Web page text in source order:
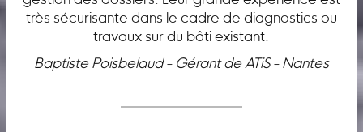
très sécurisante dans le cadre de diagnostics ou
travaux sur du bâti existant.
Baptiste Poisbelaud - Gérant de ATiS - Nantes